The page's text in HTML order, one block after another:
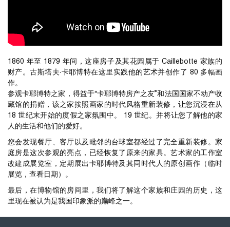
1860 年至 1879 年间，这座房子及其花园属于 Caillebotte 家族的
财产。古斯塔夫·卡耶博特在这里实践他的艺术并创作了 80 多幅画
作。
参观卡耶博特之家，得益于“卡耶博特房产之友”和法国国家不动产收
藏馆的捐赠，该之家按照画家的时代风格重新装修，让您沉浸在从
18 世纪末开始的度假之家氛围中。 19 世纪。并将让您了解他的家
人的生活和他们的爱好。
您会发现餐厅、客厅以及毗邻的台球室都经过了完全重新装修。家
庭房是这次参观的亮点，已经恢复了原来的家具。艺术家的工作室
改建成展览室，定期展出卡耶博特及其同时代人的原创画作（临时
展览，查看日期）。
最后，在博物馆的房间里，我们将了解这个家族和庄园的历史，这
里现在被认为是我国印象派的巅峰之一。